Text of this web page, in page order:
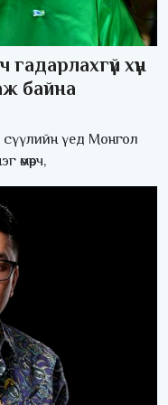
хүн
байна
үед Монгол